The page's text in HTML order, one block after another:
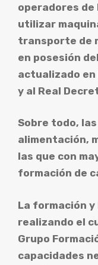
operadores de
utilizar
transporte de
en posesión
actualizado en
y al Real
Sobre todo,
alimentación,
las que con
formación de
La formación
realizando el
Grupo
capacidades